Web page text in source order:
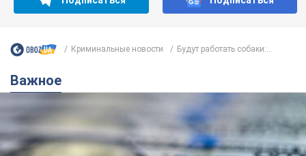
Криминальные новости Будут работать собаки:...
Важное